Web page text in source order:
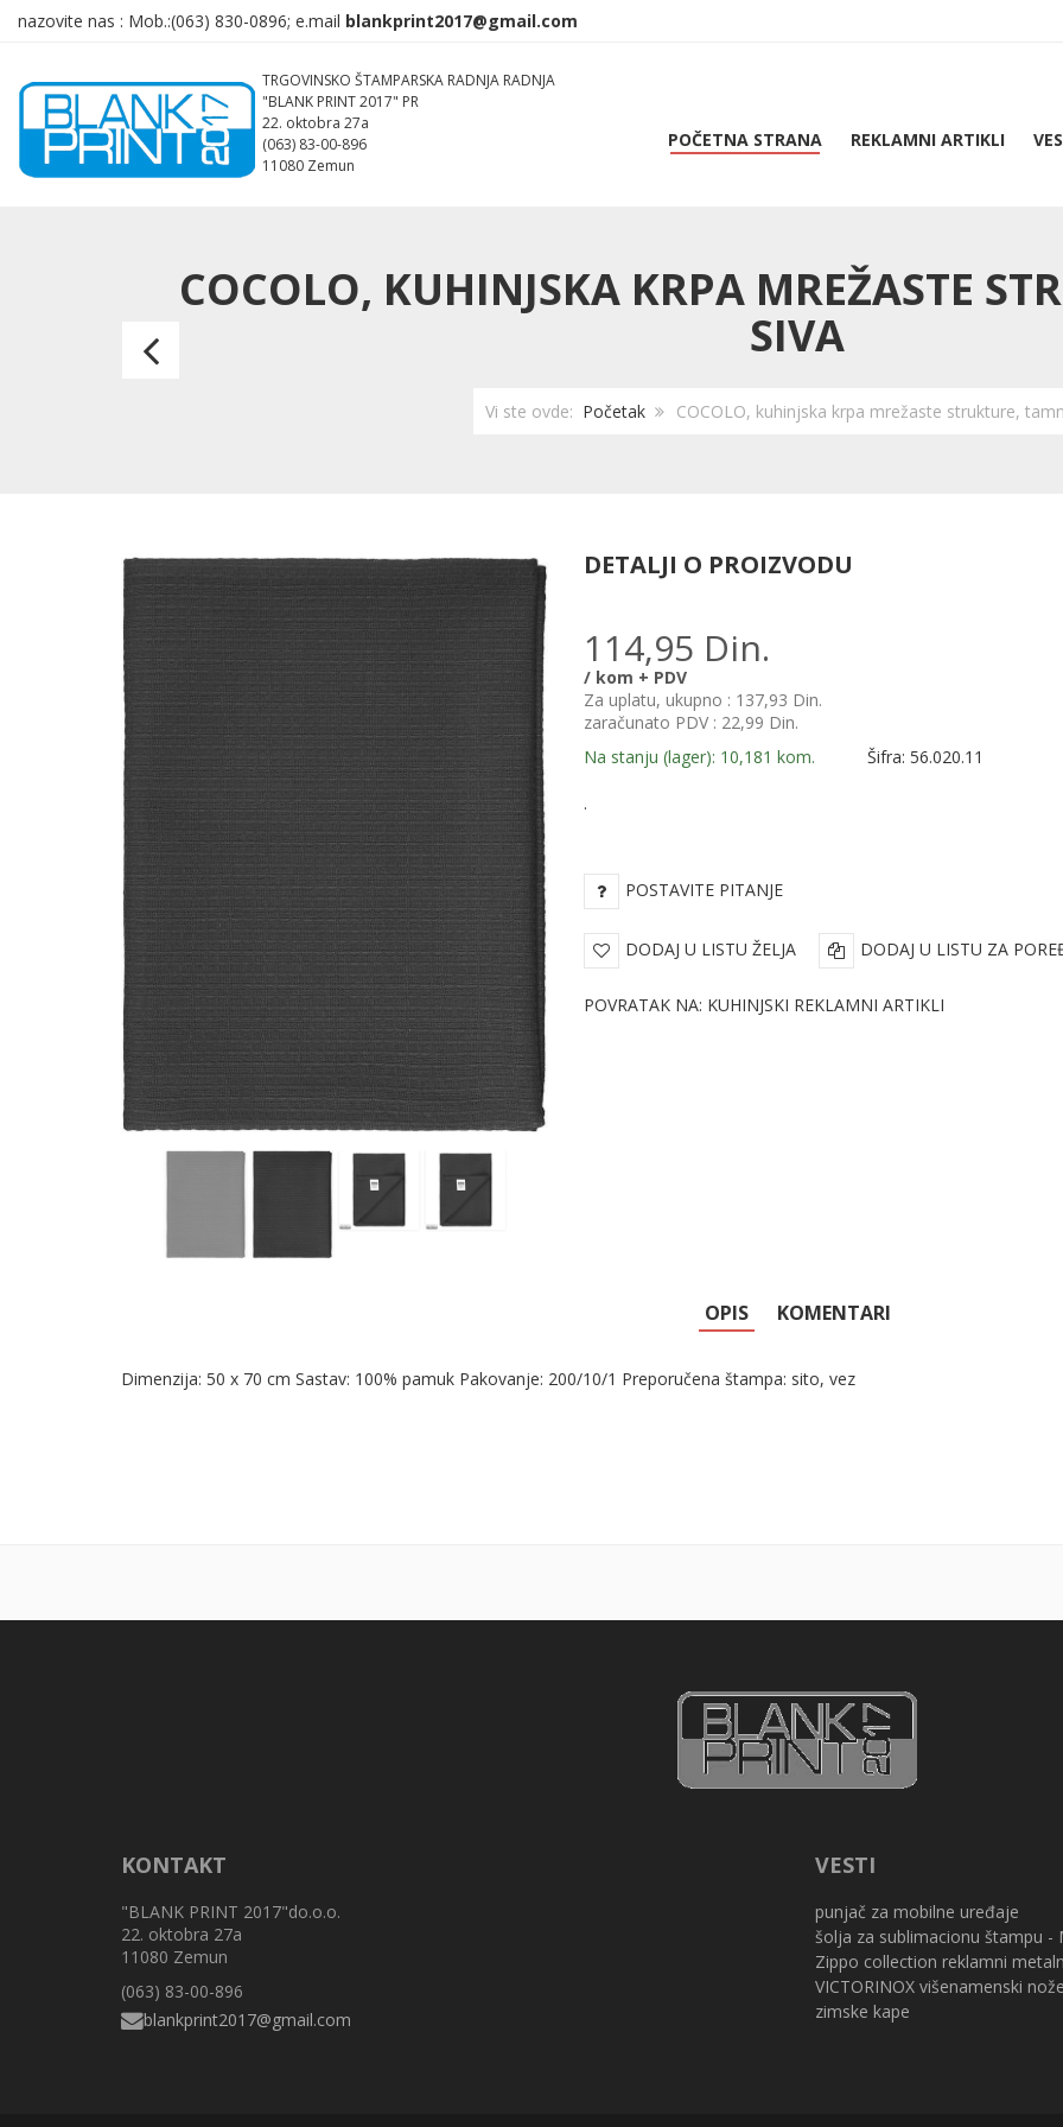
nazovite nas : Mob.:(063) 830-0896; e.mail
TRGOVINSKO ŠTAMPARSKA RADNJA RADNJA
"BLANK PRINT 2017" PR
22. oktobra 27a
(063) 83-00-896
11080 Zemun
POČETNA STRANA REKLAMNI ARTIKLI
COCOLO, KUHINJSKA KRPA MREŽASTE
SIVA
Vi ste ovde: Početak COCOLO, kuhinjska krpa mrežaste strukture,
COCOLO,
strukture,
svetlo
braon
DETALJI O PROIZVODU
114,95 Din.
/ kom + PDV
Za uplatu, ukupno : 137,93 Din.
zaračunato PDV : 22,99 Din.
Na stanju (lager): 10,181 kom.
Šifra: 56.020.11
.
POSTAVITE PITANJE
DODAJ U LISTU ŽELJA DODAJ U LISTU ZA
POVRATAK NA: KUHINJSKI REKLAMNI ARTIKLI
OPIS KOMENTARI
Dimenzija: 50 x 70 cm Sastav: 100% pamuk Pakovanje: 200/10/1 Preporučena štampa: sito, vez
KONTAKT
"BLANK PRINT 2017"do.o.o.
22. oktobra 27a
11080 Zemun
(063) 83-00-896
VESTI
punjač za mobilne uređaje
šolja za sublimacionu štampu -
Zippo collection reklamni
VICTORINOX višenamenski
zimske kape